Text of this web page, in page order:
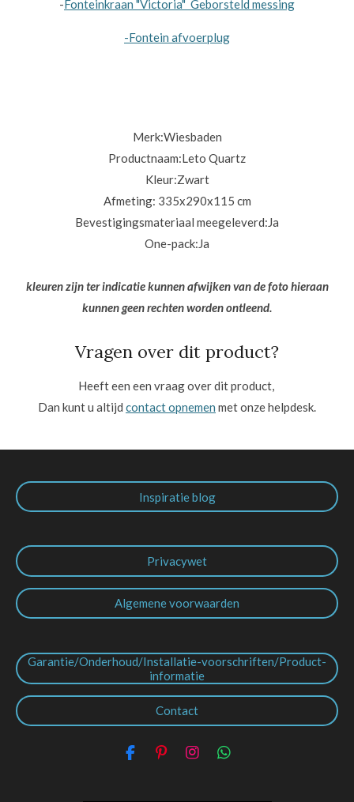
-Fonteinkraan "Victoria" Geborsteld messing
-Fontein afvoerplug
Merk:Wiesbaden
Productnaam:Leto Quartz
Kleur:Zwart
Afmeting: 335x290x115 cm
Bevestigingsmateriaal meegeleverd:Ja
One-pack:Ja
kleuren zijn ter indicatie kunnen afwijken van de foto hieraan
kunnen geen rechten worden ontleend.
Vragen over dit product?
Heeft een een vraag over dit product,
Dan kunt u altijd contact opnemen met onze helpdesk.
Inspiratie blog
Privacywet
Algemene voorwaarden
Garantie/Onderhoud/Installatie-voorschriften/Product-
informatie
Contact
F
P
I
W